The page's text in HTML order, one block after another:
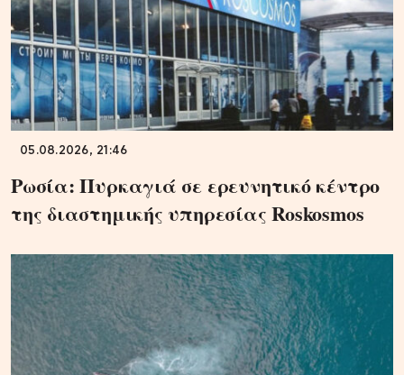
05.08.2026, 21:46
Ρωσία: Πυρκαγιά σε ερευνητικό κέντρο
της διαστημικής υπηρεσίας Roskosmos